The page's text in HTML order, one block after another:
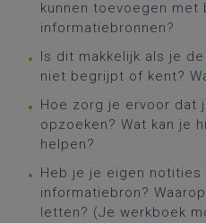
kunnen toevoegen met
informatiebronnen?
Is dit makkelijk als je
niet begrijpt of kent?
Hoe zorg je ervoor dat
opzoeken? Wat kan je
helpen?
Heb je je eigen
informatiebron?
letten? (Je werkboek